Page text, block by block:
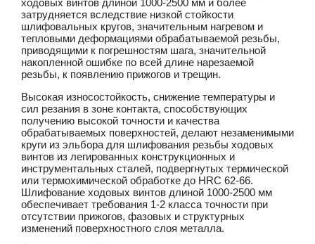
ходовых винтов длиной 1000-2500 мм и более
затрудняется вследствие низкой стойкости
шлифовальных кругов, значительным нагревом и
тепловыми деформациями обрабатываемой резьбы,
приводящими к погрешностям шага, значительной
накопленной ошибке по всей длине нарезаемой
резьбы, к появлению прижогов и трещин.
Высокая износостойкость, снижение температуры и
сил резания в зоне контакта, способствующих
получению высокой точности и качества
обрабатываемых поверхностей, делают незаменимыми
круги из эльбора для шлифования резьбы ходовых
винтов из легированных конструкционных и
инструментальных сталей, подвергнутых термической
или термохимической обработке до HRC 62-66.
Шлифование ходовых винтов длиной 1000-2500 мм
обеспечивает требования 1-2 класса точности при
отсутствии прижогов, фазовых и структурных
изменений поверхностного слоя металла.